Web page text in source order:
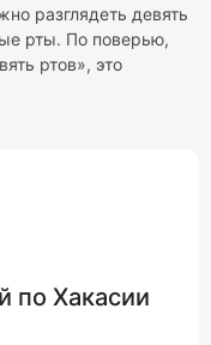
разглядеть девять
рты. По поверью,
ртов», это
по Хакасии